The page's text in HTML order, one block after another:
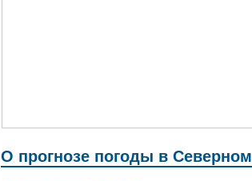
О прогнозе погоды в Северном